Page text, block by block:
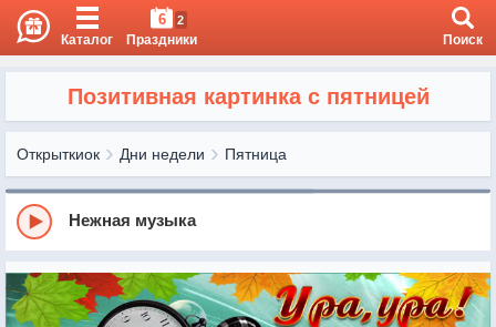
Каталог
6 2
Праздники Поиск
Позитивная картинка с пятницей
Открыткиок Дни недели Пятница
Нежная музыка